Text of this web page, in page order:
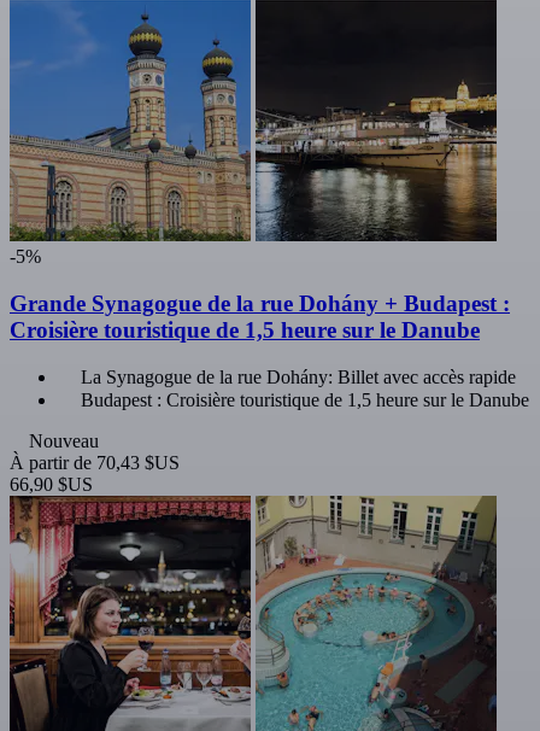
-5%
Grande Synagogue de la rue Dohány + Budapest :
Croisière touristique de 1,5 heure sur le Danube
La Synagogue de la rue Dohány: Billet avec accès rapide
Budapest : Croisière touristique de 1,5 heure sur le Danube
Nouveau
À partir de 70,43 $US
66,90 $US